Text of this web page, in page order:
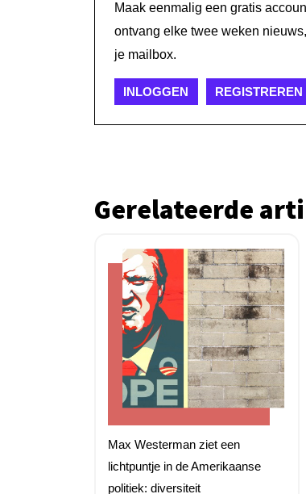
Maak eenmalig een gratis
ontvang elke twee weken
je mailbox.
INLOGGEN REGISTREREN
Gerelateerde
Max Westerman ziet een
lichtpuntje in de Amerikaanse
politiek: diversiteit